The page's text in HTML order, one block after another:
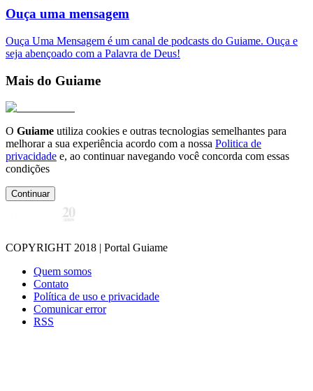
Ouça uma mensagem
Ouça Uma Mensagem é um canal de podcasts do Guiame. Ouça e
seja abençoado com a Palavra de Deus!
Mais do Guiame
O Guiame utiliza cookies e outras tecnologias semelhantes para
melhorar a sua experiência acordo com a nossa Politica de
privacidade e, ao continuar navegando você concorda com essas
condições
Continuar
COPYRIGHT 2018 | Portal Guiame
Quem somos
Contato
Política de uso e privacidade
Comunicar error
RSS